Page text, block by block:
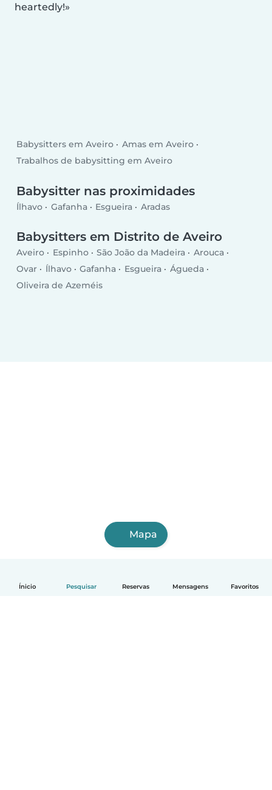
Ínicio Pesquisar Reservas Mensagens Favoritos
heartedly!
Babysitters em Aveiro
Amas em Aveiro
Trabalhos de babysitting em Aveiro
Babysitter nas proximidades
Ílhavo Gafanha Esgueira Aradas
Babysitters em Distrito de Aveiro
Aveiro Espinho São João da Madeira
Arouca
Ovar
Ílhavo Gafanha Esgueira
Águeda
Oliveira de Azeméis
Mapa